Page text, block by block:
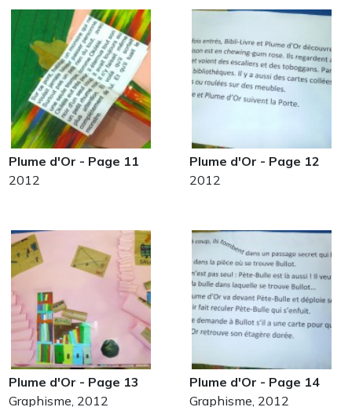
Plume d'Or - Page 11
2012
Plume d'Or - Page 12
2012
Plume d'Or - Page 13
Graphisme, 2012
Plume d'Or - Page 14
Graphisme, 2012